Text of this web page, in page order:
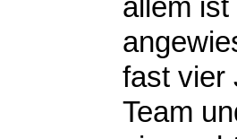
allem
fast vier
Team